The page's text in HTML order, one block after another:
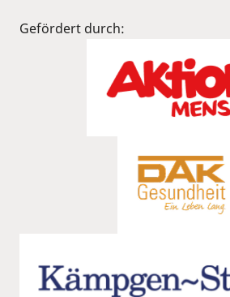
Gefördert durch: